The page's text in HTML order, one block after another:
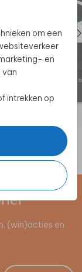
om een
en
intrekken op
(win)acties en